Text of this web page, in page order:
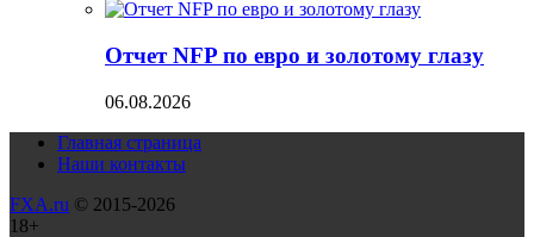
Отчет NFP по евро и золотому глазу
06.08.2026
Главная страница
Наши контакты
FXA.ru © 2015-2026
18+